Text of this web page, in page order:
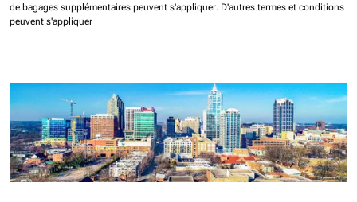
de bagages supplémentaires peuvent s'appliquer. D'autres termes et conditions
peuvent s'appliquer